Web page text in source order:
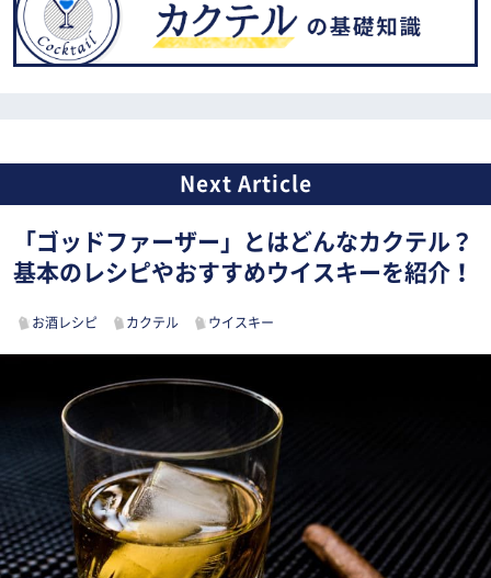
「ゴッドファーザー」とはどんなカクテル？
基本のレシピやおすすめウイスキーを紹介！
お酒レシピ カクテル ウイスキー